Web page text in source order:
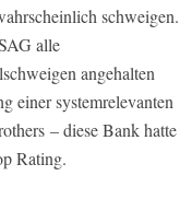
schweigen.
alle
angehalten
einer systemrelevanten
– diese Bank hatte
Rating.